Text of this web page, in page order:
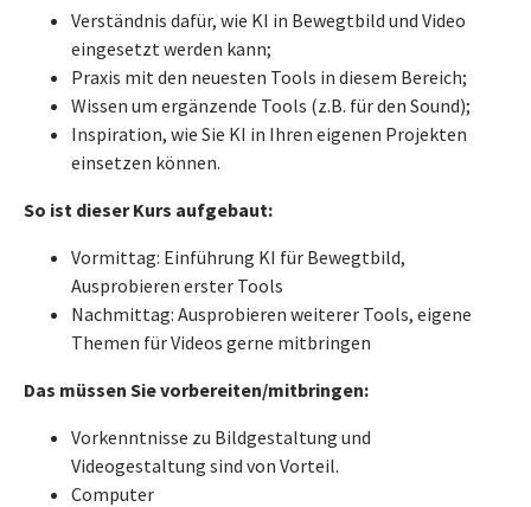
Verständnis dafür, wie KI in Bewegtbild und Video
eingesetzt werden kann;
Praxis mit den neuesten Tools in diesem Bereich;
Wissen um ergänzende Tools (z.B. für den Sound);
Inspiration, wie Sie KI in Ihren eigenen Projekten
einsetzen können.
So ist dieser Kurs aufgebaut:
Vormittag: Einführung KI für Bewegtbild,
Ausprobieren erster Tools
Nachmittag: Ausprobieren weiterer Tools, eigene
Themen für Videos gerne mitbringen
Das müssen Sie vorbereiten/mitbringen:
Vorkenntnisse zu Bildgestaltung und
Videogestaltung sind von Vorteil.
Computer